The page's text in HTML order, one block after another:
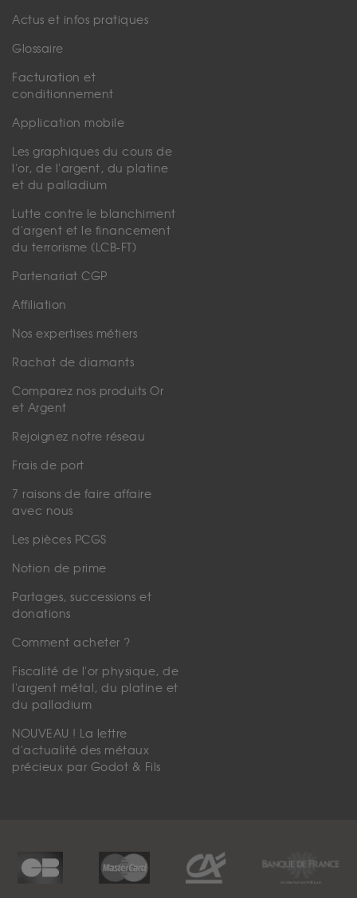
Actus et infos pratiques
Glossaire
Facturation et
conditionnement
Application mobile
Les graphiques du cours de
l'or, de l'argent, du platine
et du palladium
Lutte contre le blanchiment
d'argent et le financement
du terrorisme (LCB-FT)
Partenariat CGP
Affiliation
Nos expertises métiers
Rachat de diamants
Comparez nos produits Or
et Argent
Rejoignez notre réseau
Frais de port
7 raisons de faire affaire
avec nous
Les pièces PCGS
Notion de prime
Partages, successions et
donations
Comment acheter ?
Fiscalité de l'or physique, de
l'argent métal, du platine et
du palladium
NOUVEAU ! La lettre
d'actualité des métaux
précieux par Godot & Fils